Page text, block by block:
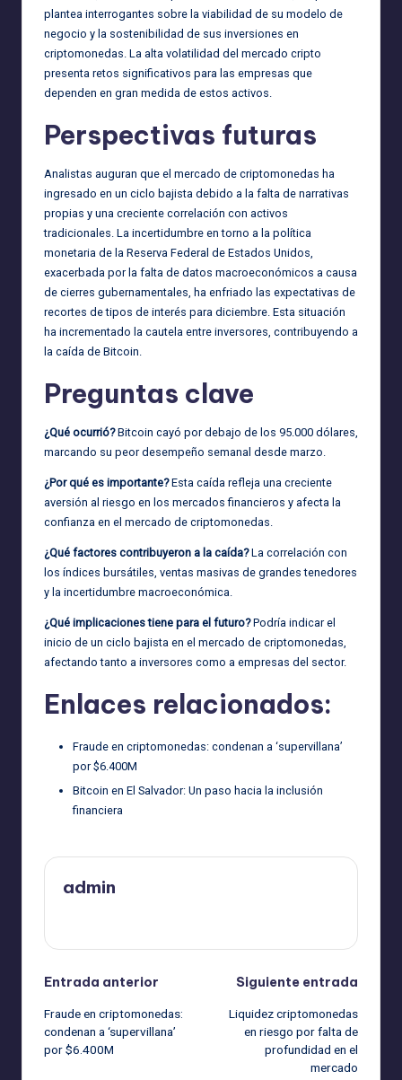
plantea interrogantes sobre la viabilidad de su modelo de
negocio y la sostenibilidad de sus inversiones en
criptomonedas. La alta volatilidad del mercado cripto
presenta retos significativos para las empresas que
dependen en gran medida de estos activos.
Perspectivas futuras
Analistas auguran que el mercado de criptomonedas ha
ingresado en un ciclo bajista debido a la falta de narrativas
propias y una creciente correlación con activos
tradicionales. La incertidumbre en torno a la política
monetaria de la Reserva Federal de Estados Unidos,
exacerbada por la falta de datos macroeconómicos a causa
de cierres gubernamentales, ha enfriado las expectativas de
recortes de tipos de interés para diciembre. Esta situación
ha incrementado la cautela entre inversores, contribuyendo a
la caída de Bitcoin.
Preguntas clave
¿Qué ocurrió?Bitcoin cayó por debajo de los 95.000 dólares,
marcando su peor desempeño semanal desde marzo.
¿Por qué es importante?Esta caída refleja una creciente
aversión al riesgo en los mercados financieros y afecta la
confianza en el mercado de criptomonedas.
¿Qué factores contribuyeron a la caída?La correlación con
los índices bursátiles, ventas masivas de grandes tenedores
y la incertidumbre macroeconómica.
¿Qué implicaciones tiene para el futuro?Podría indicar el
inicio de un ciclo bajista en el mercado de criptomonedas,
afectando tanto a inversores como a empresas del sector.
Enlaces relacionados:
Fraude en criptomonedas: condenan a ‘supervillana’
por $6.400M
Bitcoin en El Salvador: Un paso hacia la inclusión
financiera
admin
Navegación
de
entradas
Entrada anterior
Fraude en criptomonedas:
condenan a ‘supervillana’
por $6.400M
Siguiente entrada
Liquidez criptomonedas
en riesgo por falta de
profundidad en el
mercado